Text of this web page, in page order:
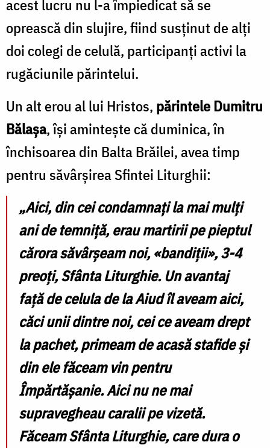
acest lucru nu l-a împiedicat să se
oprească din slujire, fiind susținut de alți
doi colegi de celulă, participanți activi la
rugăciunile părintelui.
Un alt erou al lui Hristos, părintele Dumitru
Bălaşa, își amintește că duminica, în
închisoarea din Balta Brăilei, avea timp
pentru săvârșirea Sfintei Liturghii:
„Aici, din cei condamnaţi la mai mulţi
ani de temniţă, erau martirii pe pieptul
cărora săvârşeam noi, «bandiţii», 3-4
preoţi, Sfânta Liturghie. Un avantaj
faţă de celula de la Aiud îl aveam aici,
căci unii dintre noi, cei ce aveam drept
la pachet, primeam de acasă stafide și
din ele făceam vin pentru
Împărtășanie. Aici nu ne mai
supravegheau caralii pe vizetă.
Făceam Sfânta Liturghie, care dura o